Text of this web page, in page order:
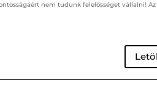
nem tudunk felelősséget vállalni! Az